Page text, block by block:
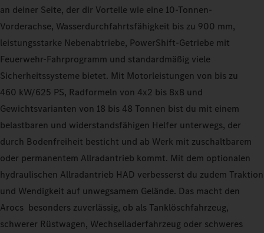
an deiner Seite, der dir Vorteile wie eine 10‑Tonnen-
Vorderachse, Wasserdurchfahrtsfähigkeit bis zu 900 mm,
leistungsstarke Nebenabtriebe, PowerShift-Getriebe mit
Feuerwehr-Fahrprogramm und standardmäßig viele
Sicherheitssysteme bietet. Mit Motorleistungen von bis zu
460 kW/625 PS, Radformeln von 4x2 bis 8x8 und
Gewichtsvarianten von 18 bis 48 Tonnen bist du mit einem
belastbaren und widerstandsfähigen Helfer unterwegs, der
durch Bodenfreiheit besticht und ab Werk mit zuschaltbarem
oder permanentem Allradantrieb kommt. Mit dem optionalen
hydraulischen Allradantrieb HAD verbesserst du zudem Traktion
und Wendigkeit auf unwegsamem Gelände. Das macht den
Arocs besonders zuverlässig, ob als Tanklöschfahrzeug,
schwerer Rüstwagen, Wechselladerfahrzeug oder schweres